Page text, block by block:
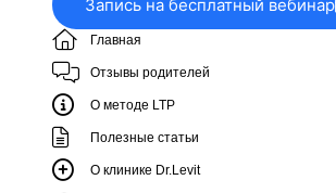
Запись на бесплатный вебинар
Главная
Отзывы родителей
О методе LTP
Полезные статьи
О клинике Dr.Levit